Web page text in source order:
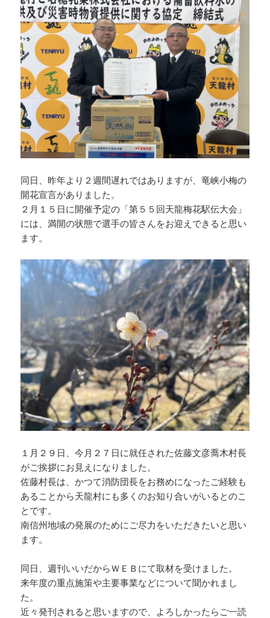
同日、昨年より２週間遅れではありますが、竜峡小梅の
開花宣言がありました。
２月１５日に開催予定の「第５５回天龍梅花駅伝大会」
には、満開の状態で選手の皆さんをお迎えできると思い
ます。
１月２９日、今月２７日に就任された佐藤文彦喬木村長
がご挨拶にお見えになりました。
佐藤村長は、かつて消防団長をお務めになったご経験も
あることから天龍村にも多くのお知り合いがいるとのこ
とです。
南信州地域の発展のためにご尽力をいただきたいと思い
ます。
同日、週刊いいだからＷＥＢにて取材を受けました。
来年度の重点施策や主要事業などについて聞かれまし
た。
近々発刊されると思いますので、よろしかったらご一読